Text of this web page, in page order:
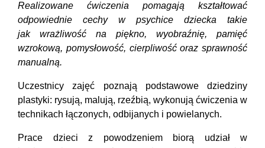
Realizowane ćwiczenia pomagają kształtować
odpowiednie cechy w psychice dziecka takie
jak wrażliwość na piękno, wyobraźnię, pamięć
wzrokową, pomysłowość, cierpliwość oraz sprawność
manualną.
Uczestnicy zajęć poznają podstawowe dziedziny
plastyki: rysują, malują, rzeźbią, wykonują ćwiczenia w
technikach łączonych, odbijanych i powielanych.
Prace dzieci z powodzeniem biorą udział w